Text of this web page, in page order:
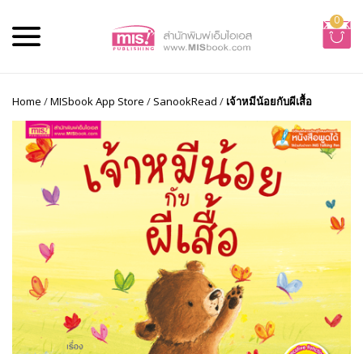
0
Home /MISbook App Store / SanookRead / เจ้าหมีน้อยกับผีเสื้อ